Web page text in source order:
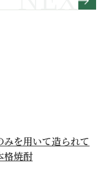
を用いて造られて
格焼酎